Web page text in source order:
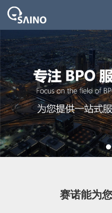
赛诺能为